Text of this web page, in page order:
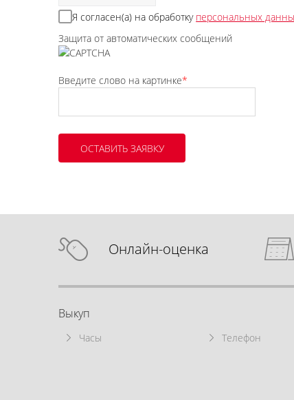
Я согласен(а) на обработку персональных
Защита от автоматических сообщений
Введите слово на картинке*
Онлайн-оценка
Выкуп
Часы Телефон